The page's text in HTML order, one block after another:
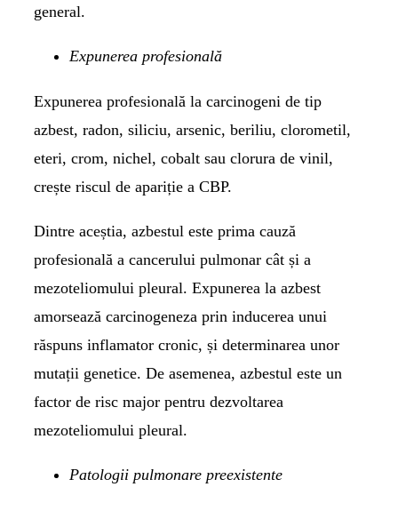
general.
Expunerea profesională
Expunerea profesională la carcinogeni de tip
azbest, radon, siliciu, arsenic, beriliu, clorometil,
eteri, crom, nichel, cobalt sau clorura de vinil,
crește riscul de apariție a CBP.
Dintre aceștia, azbestul este prima cauză
profesională a cancerului pulmonar cât și a
mezoteliomului pleural. Expunerea la azbest
amorsează carcinogeneza prin inducerea unui
răspuns inflamator cronic, și determinarea unor
mutații genetice. De asemenea, azbestul este un
factor de risc major pentru dezvoltarea
mezoteliomului pleural.
Patologii pulmonare preexistente